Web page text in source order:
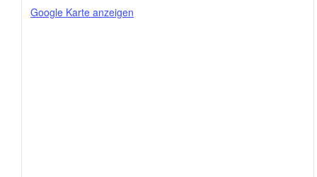
Google Karte anzeigen